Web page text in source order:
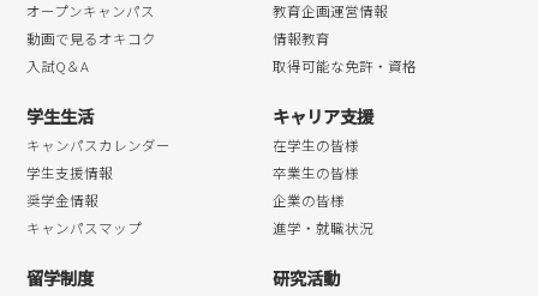
オープンキャンパス
動画で見るオキコク
入試Q＆A
教育企画運営情報
情報教育
取得可能な免許・資格
学生生活
キャンパスカレンダー
学生支援情報
奨学金情報
キャンパスマップ
キャリア支援
在学生の皆様
卒業生の皆様
企業の皆様
進学・就職状況
留学制度 研究活動